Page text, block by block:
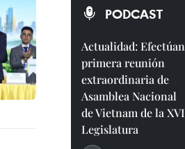
PODCAST
Actualidad: Efectúan
primera reunión
extraordinaria de
Asamblea Nacional
de Vietnam de la XVI
Legislatura